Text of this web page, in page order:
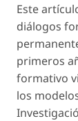
Este
diálogos
primeros
formativo
los